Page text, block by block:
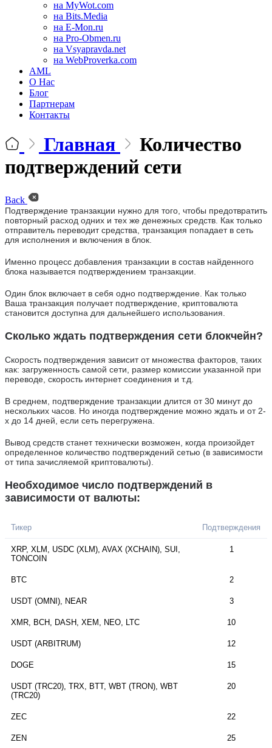
на MyWot.com
на Bits.Media
на E-Mon.ru
на Pro-Obmen.ru
на Vsyapravda.net
на WebProverka.com
AML
О Нас
Блог
Партнерам
Контакты
Главная
Количество
подтверждений сети
Back
Подтверждение транзакции нужно для того, чтобы предотвратить
повторный расход одних и тех же денежных средств. Как только
отправитель переводит средства, транзакция попадает в сеть
для исполнения и включения в блок.
Именно процесс добавления транзакции в состав найденного
блока называется подтверждением транзакции.
Один блок включает в себя одно подтверждение. Как только
Ваша транзакция получает подтверждение, криптовалюта
становится доступна для дальнейшего использования.
Сколько ждать подтверждения сети блокчейн?
Скорость подтверждения зависит от множества факторов, таких
как: загруженность самой сети, размер комиссии указанной при
переводе, скорость интернет соединения и т.д.
В среднем, подтверждение транзакции длится от 30 минут до
нескольких часов. Но иногда подтверждение можно ждать и от 2-
х до 14 дней, если сеть перегружена.
Вывод средств станет технически возможен, когда произойдет
определенное количество подтверждений сетью (в зависимости
от типа зачисляемой криптовалюты).
Необходимое число подтверждений в
зависимости от валюты:
Тикер Подтверждения
XRP, XLM, USDC (XLM), AVAX (XCHAIN), SUI,
TONCOIN
1
BTC 2
USDT (OMNI), NEAR 3
XMR, BCH, DASH, XEM, NEO, LTC 10
USDT (ARBITRUM) 12
DOGE 15
USDT (TRC20), TRX, BTT, WBT (TRON), WBT
(TRC20)
20
ZEC 22
ZEN 25